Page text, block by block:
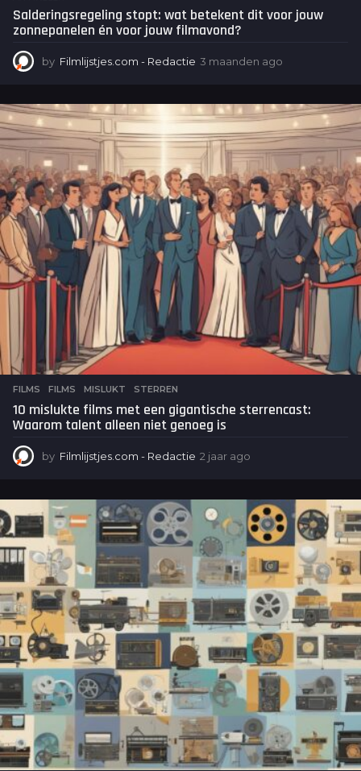
Salderingsregeling stopt: wat betekent dit voor jouw
zonnepanelen én voor jouw filmavond?
by Filmlijstjes.com - Redactie 3 maanden ago
a
n
d
e
n
a
g
o
FILMS FILMS ,MISLUKT ,STERREN
10 mislukte films met een gigantische sterrencast:
Waarom talent alleen niet genoeg is
by Filmlijstjes.com - Redactie 2 jaar ago
a
r
a
g